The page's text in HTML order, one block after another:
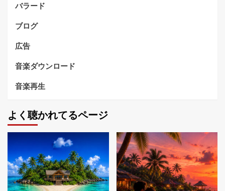
バラード
ブログ
広告
音楽ダウンロード
音楽再生
よく聴かれてるページ